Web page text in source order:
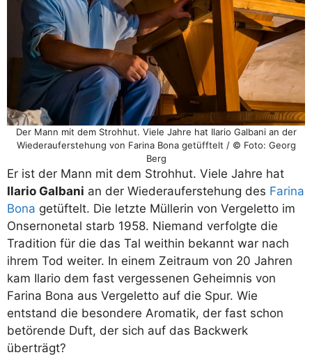
Der Mann mit dem Strohhut. Viele Jahre hat Ilario Galbani an der
Wiederauferstehung von Farina Bona getüfftelt / © Foto: Georg
Berg
Er ist der Mann mit dem Strohhut. Viele Jahre hat
Ilario Galbani an der Wiederauferstehung des Farina
Bona getüftelt. Die letzte Müllerin von Vergeletto im
Onsernonetal starb 1958. Niemand verfolgte die
Tradition für die das Tal weithin bekannt war nach
ihrem Tod weiter. In einem Zeitraum von 20 Jahren
kam Ilario dem fast vergessenen Geheimnis von
Farina Bona aus Vergeletto auf die Spur. Wie
entstand die besondere Aromatik, der fast schon
betörende Duft, der sich auf das Backwerk
überträgt?